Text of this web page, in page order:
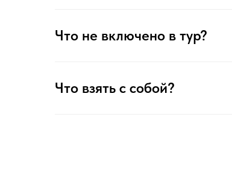
Что не включено в тур?
Что взять с собой?